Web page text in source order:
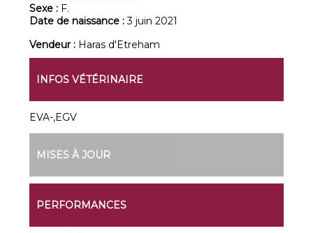
Sexe : F.
Date de naissance :3 juin 2021
Vendeur : Haras d'Etreham
INFOS VÉTÉRINAIRE
EVA-,EGV
MISES À JOUR
PERFORMANCES